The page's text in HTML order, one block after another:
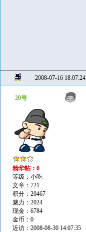
2008-07-16 18:07:24
20号
精华帖：0
等级：小吃
文章：721
积分：20467
魅力：2024
现金：6784
金币：0
近访：2008-08-30 14:07:35